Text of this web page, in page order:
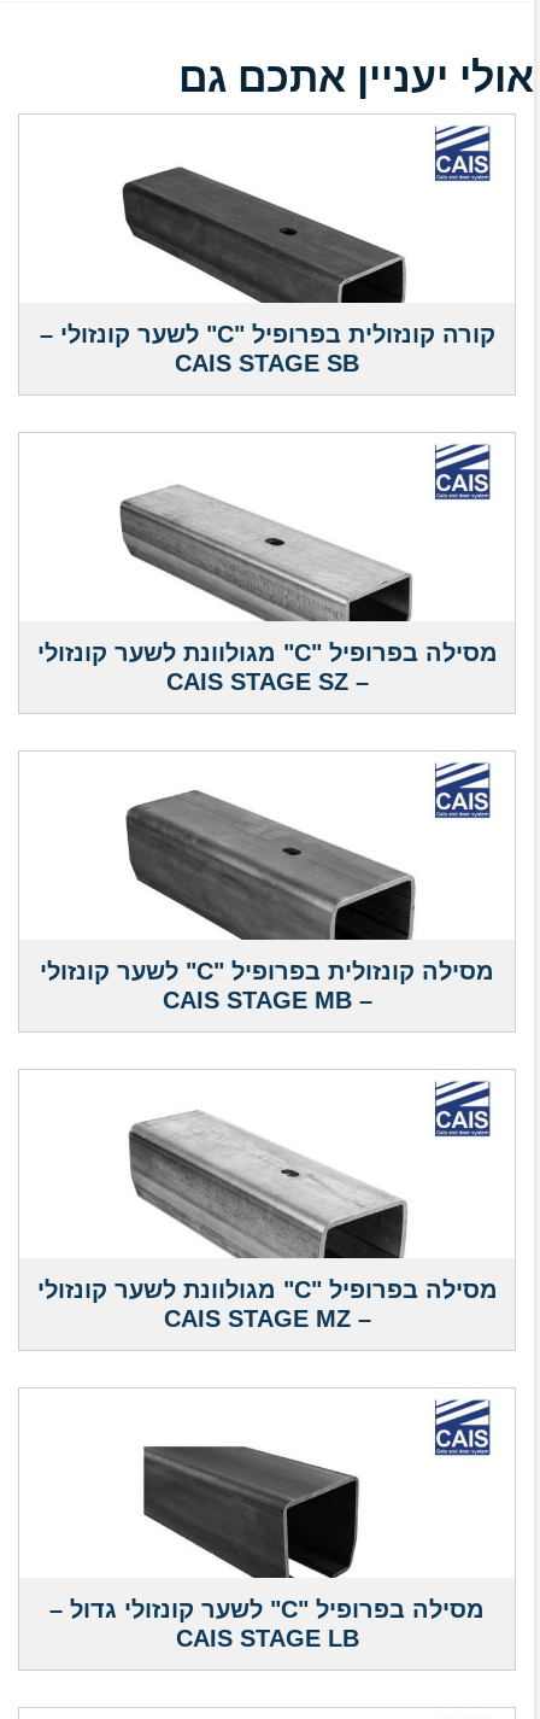
אולי יעניין אתכם גם
קורה קונזולית בפרופיל "C" לשער קונזולי –
CAIS STAGE SB
מסילה בפרופיל "C" מגולוונת לשער קונזולי
– CAIS STAGE SZ
מסילה קונזולית בפרופיל "C" לשער קונזולי
– CAIS STAGE MB
מסילה בפרופיל "C" מגולוונת לשער קונזולי
– CAIS STAGE MZ
מסילה בפרופיל "C" לשער קונזולי גדול –
CAIS STAGE LB